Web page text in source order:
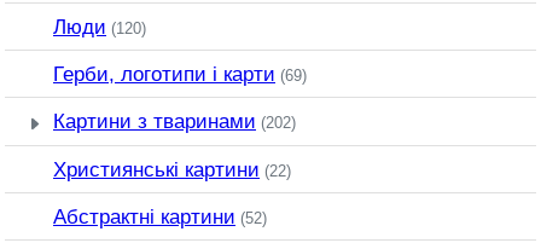
Люди (120)
Герби, логотипи і карти (69)
Картини з тваринами (202)
Християнські картини (22)
Абстрактні картини (52)